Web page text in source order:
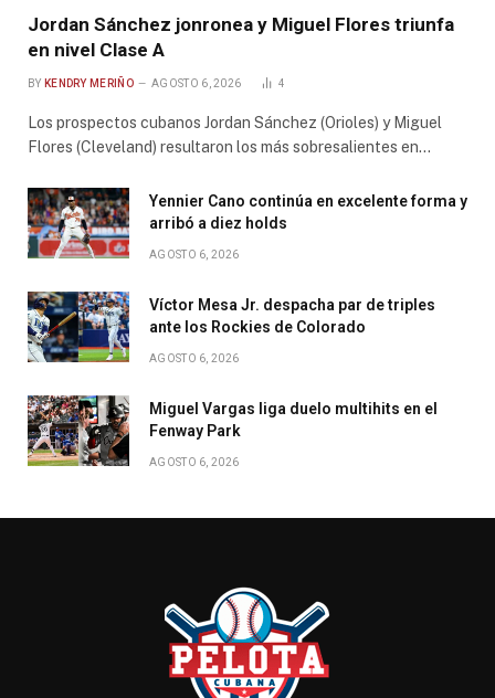
Jordan Sánchez jonronea y Miguel Flores triunfa
en nivel Clase A
BY KENDRY MERIÑO AGOSTO 6, 2026 4
Los prospectos cubanos Jordan Sánchez (Orioles) y Miguel
Flores (Cleveland) resultaron los más sobresalientes en…
Yennier Cano continúa en excelente forma y
arribó a diez holds
AGOSTO 6, 2026
Víctor Mesa Jr. despacha par de triples
ante los Rockies de Colorado
AGOSTO 6, 2026
Miguel Vargas liga duelo multihits en el
Fenway Park
AGOSTO 6, 2026